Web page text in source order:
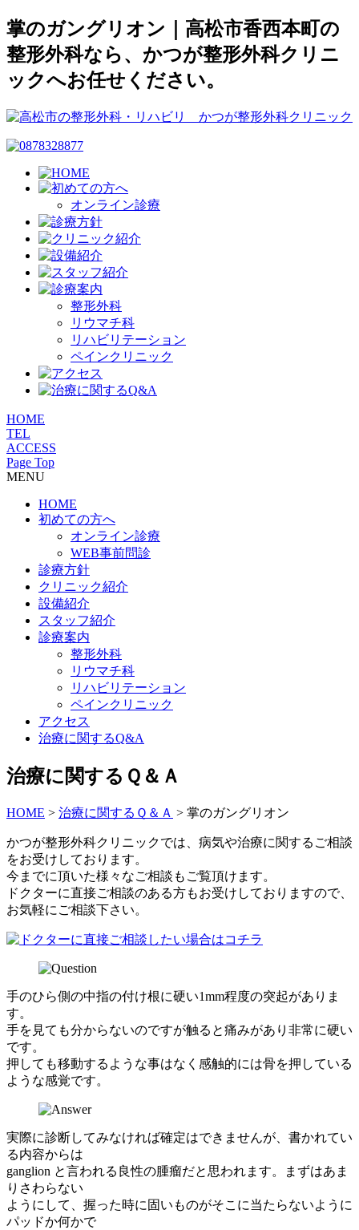
掌のガングリオン｜高松市香西本町の
整形外科なら、かつが整形外科クリニ
ックへお任せください。
オンライン診療
整形外科
リウマチ科
リハビリテーション
ペインクリニック
HOME
TEL
ACCESS
Page Top
MENU
HOME
初めての方へ
オンライン診療
WEB事前問診
診療方針
クリニック紹介
設備紹介
スタッフ紹介
診療案内
整形外科
リウマチ科
リハビリテーション
ペインクリニック
アクセス
治療に関するQ&A
治療に関するＱ＆Ａ
HOME > 治療に関するＱ＆Ａ > 掌のガングリオン
かつが整形外科クリニックでは、病気や治療に関するご相談
をお受けしております。
今までに頂いた様々なご相談もご覧頂けます。
ドクターに直接ご相談のある方もお受けしておりますので、
お気軽にご相談下さい。
手のひら側の中指の付け根に硬い1mm程度の突起がありま
す。
手を見ても分からないのですが触ると痛みがあり非常に硬い
です。
押しても移動するような事はなく感触的には骨を押している
ような感覚です。
実際に診断してみなければ確定はできませんが、書かれてい
る内容からは
ganglion と言われる良性の腫瘤だと思われます。まずはあま
りさわらない
ようにして、握った時に固いものがそこに当たらないように
パッドか何かで